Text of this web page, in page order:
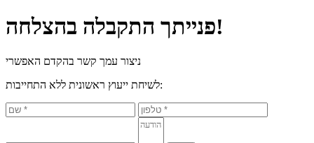
פנייתך התקבלה בהצלחה!
ניצור עמך קשר בהקדם האפשרי
לשיחת ייעוץ ראשונית ללא התחייבות: